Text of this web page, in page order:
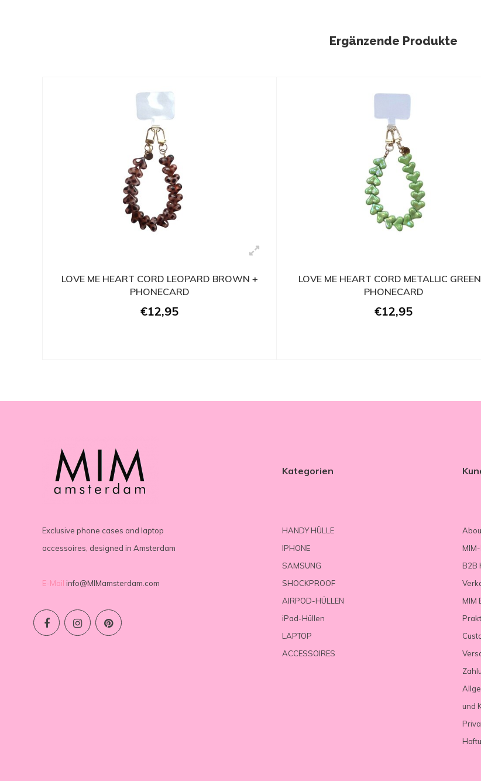
Ergänzende Produkte
LOVE ME HEART CORD LEOPARD BROWN +
PHONECARD
€12,95
LOVE ME HEART CORD METALLIC
PHONECARD
€12,95
Exclusive phone cases and laptop
accessoires, designed in Amsterdam
E-Mail info@MIMamsterdam.com
Kategorien
HANDY HÜLLE
IPHONE
SAMSUNG
SHOCKPROOF
AIRPOD-HÜLLEN
iPad-Hüllen
LAPTOP
ACCESSOIRES
B2B
MIM
und